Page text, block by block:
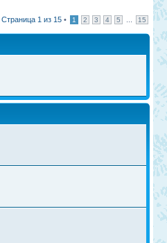
Страница 1 из 15 • 1 2 3 4 5 15